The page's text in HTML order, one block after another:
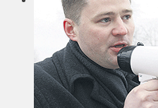
Фоторепортаж
Туризм
ЛК рекомендует
Сеньорам
Образование
Здравоохранение
Экология